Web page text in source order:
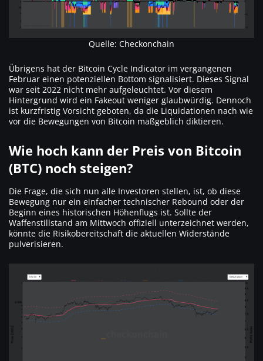
Quelle: Checkonchain
Übrigens hat der Bitcoin Cycle Indicator im vergangenen
Februar einen potenziellen Bottom signalisiert. Dieses Signal
war seit 2022 nicht mehr aufgeleuchtet. Vor diesem
Hintergrund wird ein Fakeout weniger glaubwürdig. Dennoch
ist kurzfristig Vorsicht geboten, da die Liquidationen nach wie
vor die Bewegungen von Bitcoin maßgeblich diktieren.
Wie hoch kann der Preis von Bitcoin
(BTC) noch steigen?
Die Frage, die sich nun alle Investoren stellen, ist, ob diese
Bewegung nur ein einfacher technischer Rebound oder der
Beginn eines historischen Höhenflugs ist. Sollte der
Waffenstillstand am Mittwoch offiziell unterzeichnet werden,
könnte die Risikobereitschaft die aktuellen Widerstände
pulverisieren.